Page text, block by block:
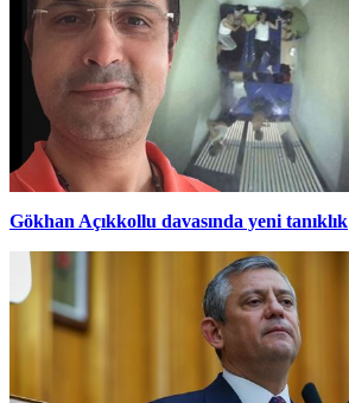
Gökhan Açıkkollu davasında yeni tanıklık